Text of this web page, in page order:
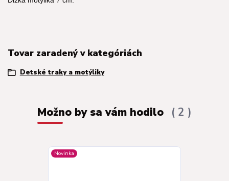
Tovar zaradený v kategóriách
Detské traky a motýliky
Možno by sa vám hodilo 2
Novinka